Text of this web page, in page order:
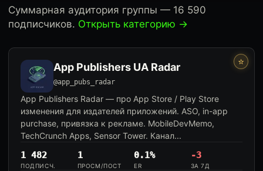
Суммарная аудитория группы — 16 590
подписчиков. Открыть категорию →
⭐
App Publishers UA Radar
@app_pubs_radar
App Publishers Radar — про App Store / Play Store
изменения для издателей приложений. ASO, in-app
purchase, привязка к рекламе. MobileDevMemo,
TechCrunch Apps, Sensor Tower. Канал...
1 482
ПОДПИСЧ.
1
ПРОСМ/ПОСТ
0.1%
ER
-3
ЗА 7Д